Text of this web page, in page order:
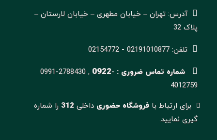
آدرس: تهران – خیابان مطهری – خیابان لارستان –
پلاک 32
تلفن: 02191010877 - 02154772
شماره تماس ضروری : 0991-2788430 , 0922-
4012759
برای ارتباط با فروشگاه حضوریداخلی 312 را شماره
گیری نمایید.